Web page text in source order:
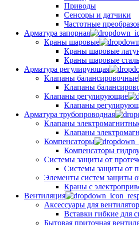
Приводы
Сенсоры и датчики
Частотные
Арматура запорная
Краны шаровые
Краны шаровые
Краны шаровые
Арматура регулирующая
Клапаны балансировочные
Клапаны
Клапаны регулирующие
Клапаны
Арматура трубопроводная
Клапаны
Клапаны
Компенсаторы
Компенсаторы
Системы защиты от
Системы защиты от
Элементы систем защиты
Краны с
Вентиляция
Аксессуары для
Вставки гибкие для
Бытовая приточная